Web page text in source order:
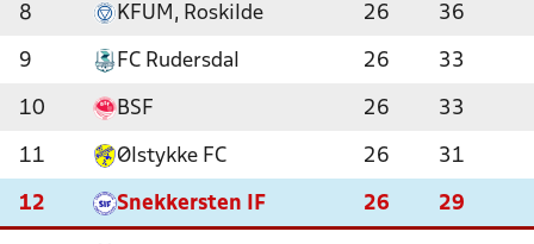
8 KFUM, Roskilde 26 36
9 FC Rudersdal 26 33
10 BSF 26 33
11 Ølstykke FC 26 31
12 Snekkersten IF 26 29